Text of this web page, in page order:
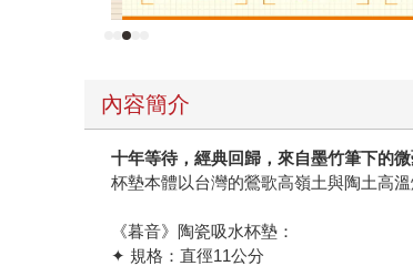
內容簡介
十年等待，經典回歸，來自墨竹筆下的
杯墊本體以台灣的鶯歌高嶺土與陶土高
《暮音》陶瓷吸水杯墊：
✦ 規格：直徑11公分